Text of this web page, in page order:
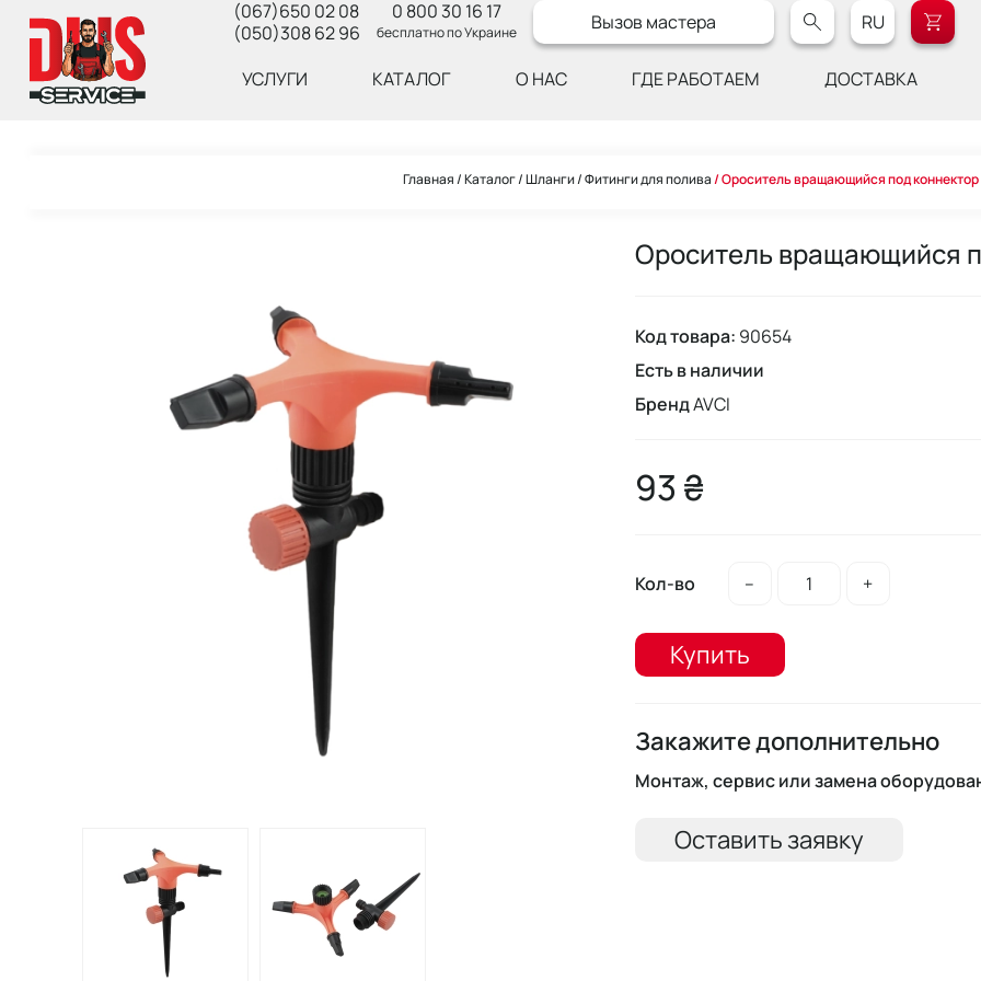
(067)650 02 08
(050)308 62 96
0 800 30 16 17
бесплатно по Украине Вызов мастера RU
УСЛУГИ КАТАЛОГ О НАС ГДЕ РАБОТАЕМ ДОСТАВКА
Главная Каталог Шланги Фитинги для полива Ороситель вращающийся под коннектор
Ороситель вращающийся
Код товара: 90654
Есть в наличии
БрендAVCI
93 ₴
Кол-во – +
Купить
Закажите дополнительно
Монтаж, сервис или замена
Оставить заявку